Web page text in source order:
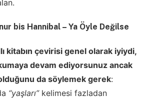
bis Hannibal – Ya Öyle Değilse
kitabın çevirisi genel olarak iyiydi,
devam ediyorsunuz ancak
da söylemek gerek:
“yaşları”kelimesi fazladan